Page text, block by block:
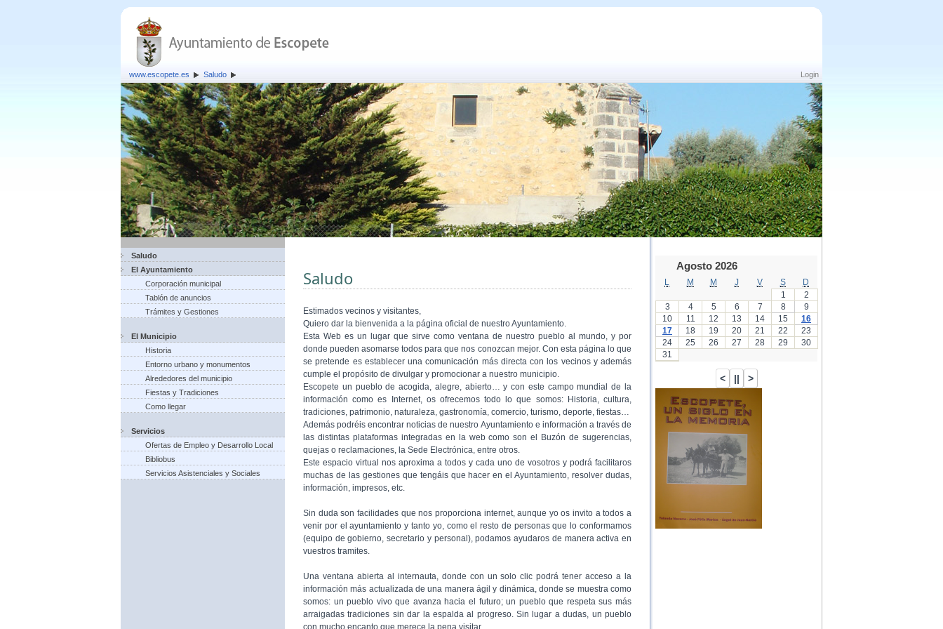
Login
www.escopete.es Saludo
Saludo
El Ayuntamiento
Corporación municipal
Tablón de anuncios
Trámites y Gestiones
El Municipio
Historia
Entorno urbano y monumentos
Alrededores del municipio
Fiestas y Tradiciones
Como llegar
Servicios
Ofertas de Empleo y Desarrollo Local
Bibliobus
Servicios Asistenciales y Sociales
Saludo
Estimados vecinos y visitantes,
Quiero dar la bienvenida a la página oficial de nuestro Ayuntamiento.
Esta Web es un lugar que sirve como ventana de nuestro pueblo al mundo, y por
donde pueden asomarse todos para que nos conozcan mejor. Con esta página lo que
se pretende es establecer una comunicación más directa con los vecinos y además
cumple el propósito de divulgar y promocionar a nuestro municipio.
Escopete un pueblo de acogida, alegre, abierto… y con este campo mundial de la
información como es Internet, os ofrecemos todo lo que somos: Historia, cultura,
tradiciones, patrimonio, naturaleza, gastronomía, comercio, turismo, deporte, fiestas…
Además podréis encontrar noticias de nuestro Ayuntamiento e información a través de
las distintas plataformas integradas en la web como son el Buzón de sugerencias,
quejas o reclamaciones, la Sede Electrónica, entre otros.
Este espacio virtual nos aproxima a todos y cada uno de vosotros y podrá facilitaros
muchas de las gestiones que tengáis que hacer en el Ayuntamiento, resolver dudas,
información, impresos, etc.
Sin duda son facilidades que nos proporciona internet, aunque yo os invito a todos a
venir por el ayuntamiento y tanto yo, como el resto de personas que lo conformamos
(equipo de gobierno, secretario y personal), podamos ayudaros de manera activa en
vuestros tramites.
Una ventana abierta al internauta, donde con un solo clic podrá tener acceso a la
información más actualizada de una manera ágil y dinámica, donde se muestra como
somos: un pueblo vivo que avanza hacia el futuro; un pueblo que respeta sus más
arraigadas tradiciones sin dar la espalda al progreso. Sin lugar a dudas, un pueblo
con mucho encanto que merece la pena visitar.
Agosto 2026
M M J V S
D
1
2
3
4 5 6 7 8
9
10
11 12 13 14 15
16
17
18 19 20 21 22
23
24
25 26 27 28 29
30
31